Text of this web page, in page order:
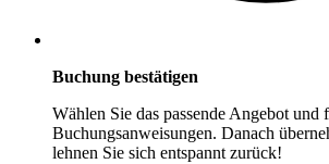
Buchung bestätigen
Wählen Sie das passende Angebot und
Buchungsanweisungen. Danach
lehnen Sie sich entspannt zurück!